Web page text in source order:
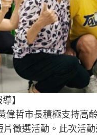
】
偉哲市長積極支持高
片徵選活動。此次活